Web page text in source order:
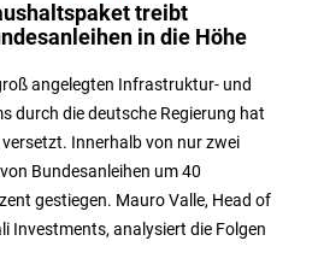
treibt
in die Höhe
angelegten Infrastruktur- und
durch die deutsche Regierung hat
Innerhalb von nur zwei
Bundesanleihen um 40
gestiegen. Mauro Valle, Head of
Investments, analysiert die Folgen